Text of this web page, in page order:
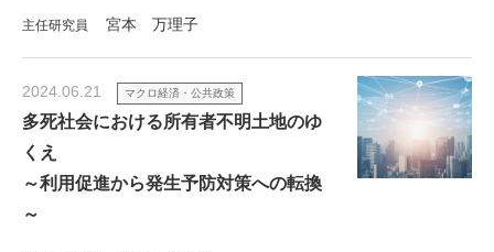
主任研究員 宮本 万理子
2024.06.21 マクロ経済・公共政策
多死社会における所有者不明土地のゆ
くえ
～利用促進から発生予防対策への転換
～